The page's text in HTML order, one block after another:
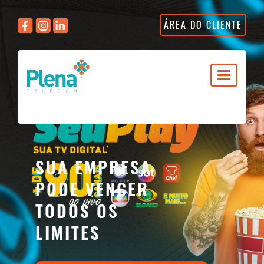
ÁREA DO CLIENTE
SUA EMPRESA
PODE VENCER
TODOS OS
LIMITES